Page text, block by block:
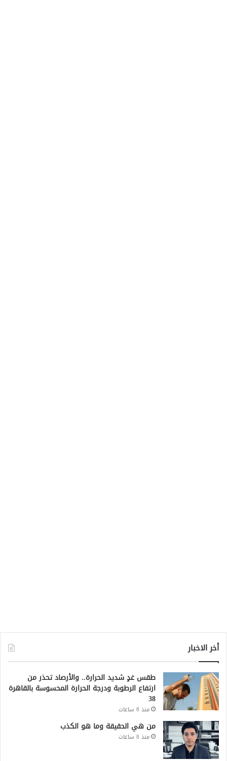
أخر الاخبار
طقس غدٍ شديد الحرارة.. والأرصاد تحذر من
ارتفاع الرطوبة ودرجة الحرارة المحسوسة بالقاهرة
38
منذ 8 ساعات
من هي الحقيقة وما هو الكذب
منذ 8 ساعات